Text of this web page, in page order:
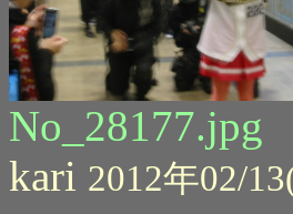
No_28177.jpg
kari 2012年02/